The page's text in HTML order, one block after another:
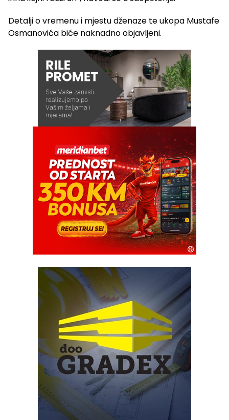
Detalji o vremenu i mjestu dženaze te ukopa Mustafe
Osmanovića biće naknadno objavljeni.